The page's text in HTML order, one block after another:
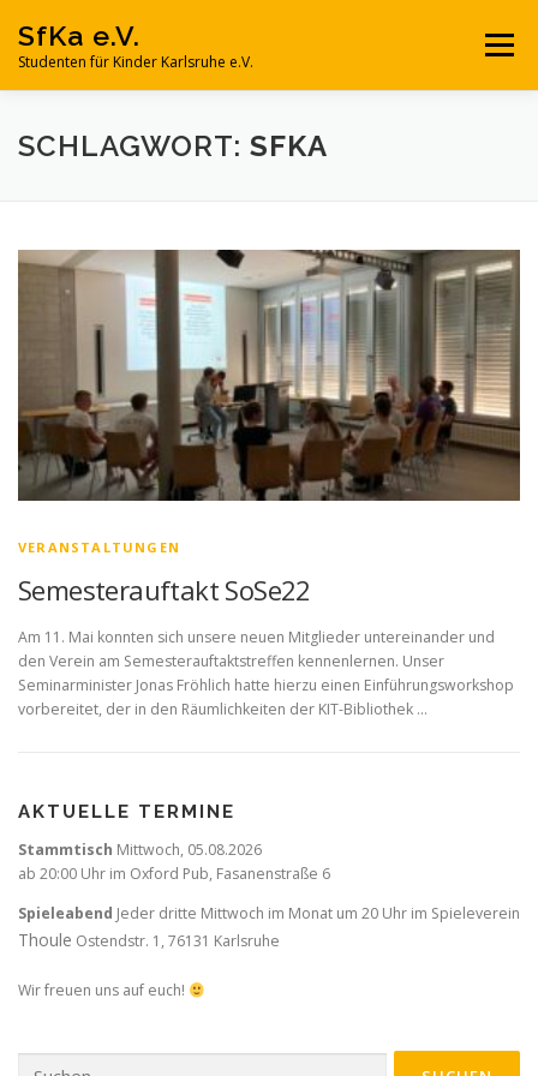
Inhalt
springen
SfKa e.V.
Studenten für Kinder Karlsruhe e.V.
Menü
SFKA E.V. NACHHILFE MITMACHEN
SCHLAGWORT: SFKA
VERANSTALTUNGEN
Semesterauftakt SoSe22
Am 11. Mai konnten sich unsere neuen Mitglieder untereinander und
den Verein am Semesterauftaktstreffen kennenlernen. Unser
Seminarminister Jonas Fröhlich hatte hierzu einen Einführungsworkshop
vorbereitet, der in den Räumlichkeiten der KIT-Bibliothek …
AKTUELLE TERMINE
Stammtisch Mittwoch, 05.08.2026
ab 20:00 Uhr im Oxford Pub, Fasanenstraße 6
Spieleabend Jeder dritte Mittwoch im Monat um 20 Uhr im Spieleverein
Thoule Ostendstr. 1, 76131 Karlsruhe
Wir freuen uns auf euch!